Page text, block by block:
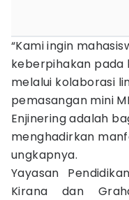
“Kami ingin
keberpihakan pada
melalui kolaborasi
pemasangan mini
Enjinering adalah
menghadirkan
ungkapnya.
Yayasan
Kirana dan